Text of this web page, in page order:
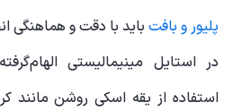
پلیور و بافت باید با دقت و هماهنگی
در استایل مینیمالیستی
استفاده از یقه اسکی روشن مانند